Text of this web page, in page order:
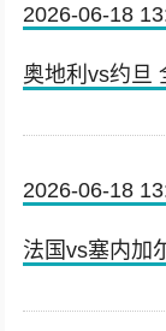
2026-06-18
奥地利vs约旦
2026-06-18
法国vs塞内加